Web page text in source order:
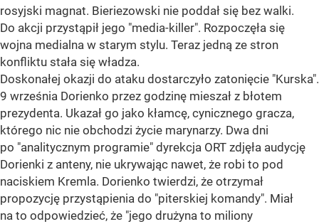
rosyjski magnat. Bieriezowski nie poddał się bez walki.
Do akcji przystąpił jego "media-killer". Rozpoczęła się
wojna medialna w starym stylu. Teraz jedną ze stron
konfliktu stała się władza.
Doskonałej okazji do ataku dostarczyło zatonięcie "Kurska".
9 września Dorienko przez godzinę mieszał z błotem
prezydenta. Ukazał go jako kłamcę, cynicznego gracza,
którego nic nie obchodzi życie marynarzy. Dwa dni
po "analitycznym programie" dyrekcja ORT zdjęła audycję
Dorienki z anteny, nie ukrywając nawet, że robi to pod
naciskiem Kremla. Dorienko twierdzi, że otrzymał
propozycję przystąpienia do "piterskiej komandy". Miał
na to odpowiedzieć, że "jego drużyna to miliony